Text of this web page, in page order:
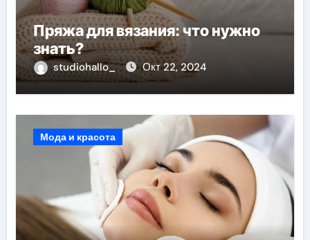
Пряжа для вязания: что нужно
знать?
studiohallo_ Окт 22, 2024
Мода и красота